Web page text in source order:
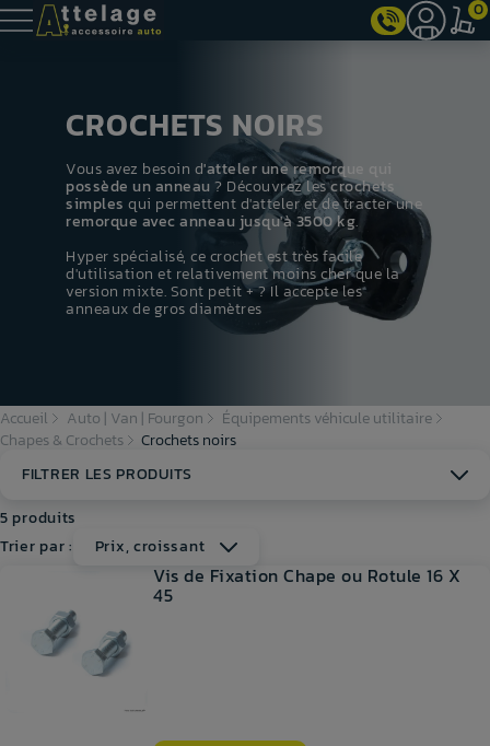
0
CROCHETS NOIRS
Vous avez besoin d'atteler une remorque qui
possède un anneau ? Découvrez lescrochets
simples qui permettent d'atteler et de tracter une
remorque avec anneau jusqu'à 3500 kg.
Hyper spécialisé, ce crochet est très facile
d'utilisation et relativement moins cher que la
version mixte. Sont petit + ? Il accepte les
anneaux de gros diamètres
Accueil Auto | Van | Fourgon
Équipements véhicule utilitaire
Chapes & Crochets
Crochets noirs
FILTRER LES PRODUITS
5 produits
Trier par :
Prix, croissant
Vis de Fixation Chape ou Rotule 16 X
45